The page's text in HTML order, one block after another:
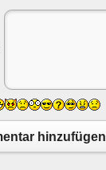
hinzufügen